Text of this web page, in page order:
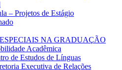
– Projetos de Estágio
NA GRADUAÇÃO
Acadêmica
de Estudos de Línguas
Executiva de Relações